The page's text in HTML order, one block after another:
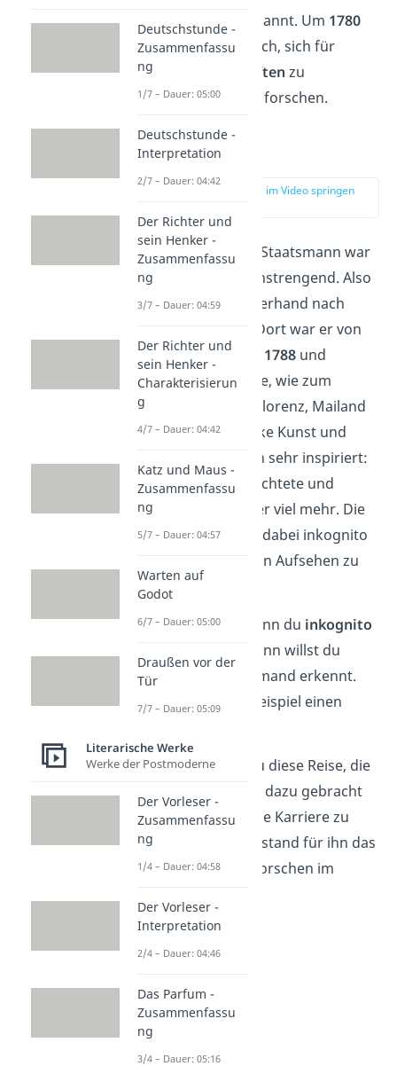
„Dichterfürst“ genannt. Um 1780
begann er zusätzlich, sich für
Naturwissenschaften zu
begeistern und zu forschen.
Italienreise
zur Stelle im Video springen
Seine Aufgabe als Staatsmann war
für Goethe sehr anstrengend. Also
beschloss er, kurzerhand nach
zu reisen. Dort war er von
ungefähr 1786 bis 1788 und
besuchte viele Orte, wie zum
Beispiel Venedig, Florenz, Mailand
und Rom. Die antike Kunst und
Architektur hat ihn sehr inspiriert:
Auf seiner Reise dichtete und
zeichnete er wieder viel mehr. Die
meiste Zeit war er dabei inkognito
unterwegs, um kein Aufsehen zu
erregen.
Gut zu wissen:
Wenn du inkognito
unterwegs bist, dann willst du
nicht, dass dich jemand erkennt.
Du benutzt zum Beispiel einen
Es war auch genau diese Reise, die
Goethe schließlich dazu gebracht
hat, seine politische Karriere zu
beenden. Ab
stand für ihn das
Dichten und das Forschen im
Deutschstunde -
Zusammenfassu
ng
1/7 – Dauer: 05:00
Deutschstunde -
Interpretation
2/7 – Dauer: 04:42
Der Richter und
sein Henker -
Zusammenfassu
ng
3/7 – Dauer: 04:59
Der Richter und
sein Henker -
Charakterisierun
g
4/7 – Dauer: 04:42
Katz und Maus -
Zusammenfassu
ng
5/7 – Dauer: 04:57
Warten auf
Godot
6/7 – Dauer: 05:00
Draußen vor der
Tür
7/7 – Dauer: 05:09
Literarische Werke
Werke der Postmoderne
Der Vorleser -
Zusammenfassu
ng
1/4 – Dauer: 04:58
Der Vorleser -
Interpretation
2/4 – Dauer: 04:46
Das Parfum -
Zusammenfassu
ng
3/4 – Dauer: 05:16